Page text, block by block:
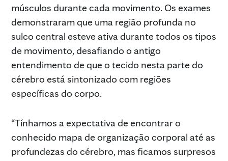
músculos durante cada movimento. Os exames
demonstraram que uma região profunda no
sulco central esteve ativa durante todos os tipos
de movimento, desafiando o antigo
entendimento de que o tecido nesta parte do
cérebro está sintonizado com regiões
específicas do corpo.
“Tínhamos a expectativa de encontrar o
conhecido mapa de organização corporal até as
profundezas do cérebro, mas ficamos surpresos